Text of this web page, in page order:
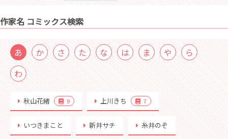
作家名 コミックス検索
あ か さ た な は ま や
ら
わ
秋山花緒 9 上川きち 7
いつきまこと 新井サチ 糸井のぞ